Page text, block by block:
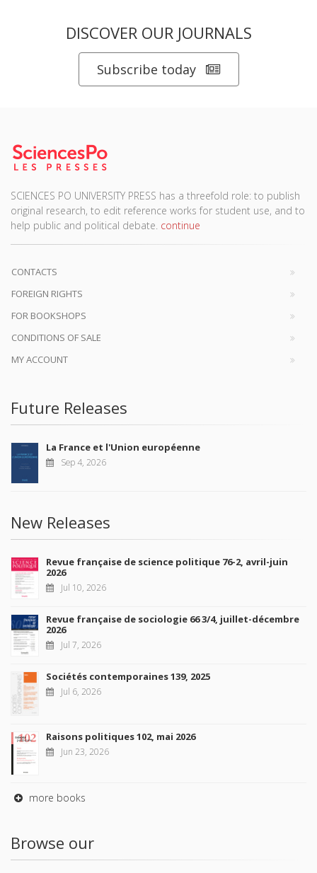
DISCOVER OUR JOURNALS
Subscribe today
SCIENCES PO UNIVERSITY PRESS has a threefold role: to publish
original research, to edit reference works for student use, and to
help public and political debate. continue
CONTACTS
FOREIGN RIGHTS
FOR BOOKSHOPS
CONDITIONS OF SALE
MY ACCOUNT
Future Releases
La France et l'Union européenne
Sep 4, 2026
New Releases
Revue française de science politique 76-2, avril-juin
2026
Jul 10, 2026
Revue française de sociologie 66 3/4, juillet-décembre
2026
Jul 7, 2026
Sociétés contemporaines 139, 2025
Jul 6, 2026
Raisons politiques 102, mai 2026
Jun 23, 2026
more books
Browse our